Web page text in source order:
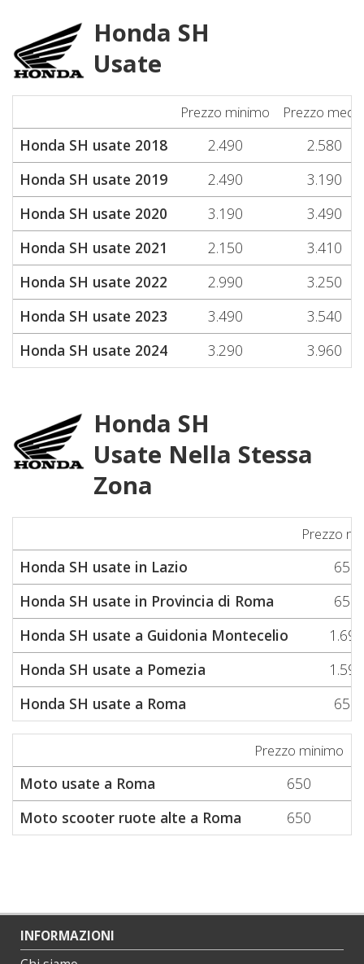
Honda SH
Usate
Prezzo minimo Prezzo
Honda SH usate 2018 2.490
2.580
Honda SH usate 2019
2.490
3.190
Honda SH usate 2020
3.190
3.490
Honda SH usate 2021
2.150
3.410
Honda SH usate 2022
2.990
3.250
Honda SH usate 2023
3.490
3.540
Honda SH usate 2024
3.290 3.960
Honda SH
Usate Nella Stessa
Zona
Prezzo
Honda SH usate in Lazio
650
Honda SH usate in Provincia di Roma
650
Honda SH usate a Guidonia Montecelio
1.690
Honda SH usate a Pomezia
1.590
Honda SH usate a Roma
650
Prezzo minimo
Moto usate a Roma
650
Moto scooter ruote alte a Roma
650
INFORMAZIONI